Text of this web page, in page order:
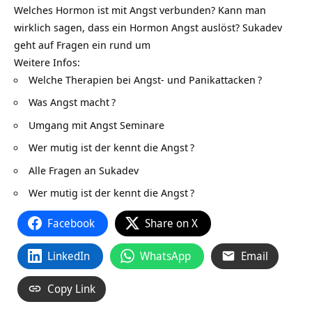
Welches Hormon ist mit Angst verbunden? Kann man
wirklich sagen, dass ein Hormon Angst auslöst? Sukadev
geht auf Fragen ein rund um
Weitere Infos:
Welche Therapien bei Angst- und Panikattacken ?
Was Angst macht?
Umgang mit Angst Seminare
Wer mutig ist der kennt die Angst?
Alle Fragen an Sukadev
Wer mutig ist der kennt die Angst?
Facebook Share on X
LinkedIn WhatsApp Email
Copy Link